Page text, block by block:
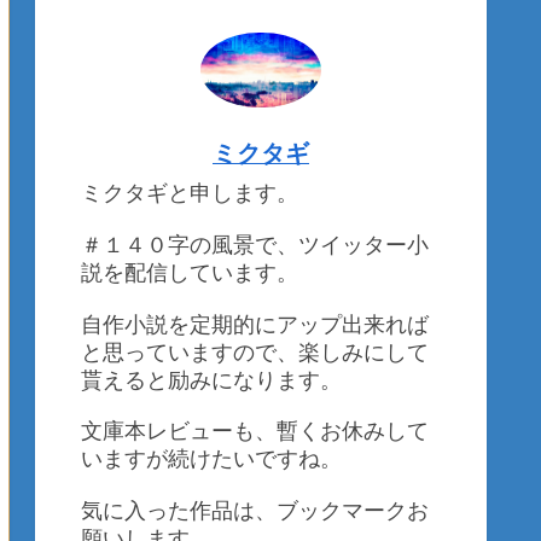
ミクタギ
ミクタギと申します。
＃１４０字の風景で、ツイッター小
説を配信しています。
自作小説を定期的にアップ出来れば
と思っていますので、楽しみにして
貰えると励みになります。
文庫本レビューも、暫くお休みして
いますが続けたいですね。
気に入った作品は、ブックマークお